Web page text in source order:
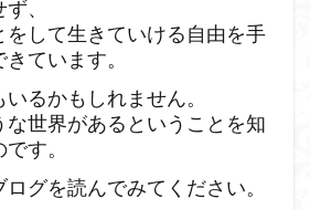
、
をして生きていける自由を手
ています。
るかもしれません。
な世界があるということを知
す。
グを読んでみてください。